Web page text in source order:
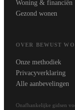
Woning & financiën
Gezond wonen
OVER BEWUST
Onze methodiek
Privacyverklaring
Alle aanbevelingen
Onafhankelijke gidsen